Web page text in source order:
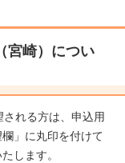
宮崎）につい
れる方は、申込用
」に丸印を付けて
します。